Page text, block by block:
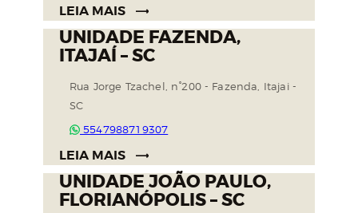
LEIA MAIS
UNIDADE FAZENDA,
ITAJAÍ – SC
Rua Jorge Tzachel, n°200 - Fazenda, Itajai -
SC
5547988719307
LEIA MAIS
UNIDADE JOÃO PAULO,
FLORIANÓPOLIS – SC